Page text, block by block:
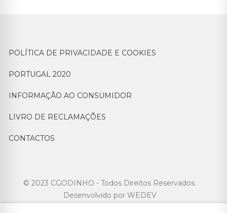
POLÍTICA DE PRIVACIDADE E COOKIES
PORTUGAL 2020
INFORMAÇÃO AO CONSUMIDOR
LIVRO DE RECLAMAÇÕES
CONTACTOS
© 2023 CGODINHO - Todos Direitos Reservados.
Desenvolvido por WEDEV